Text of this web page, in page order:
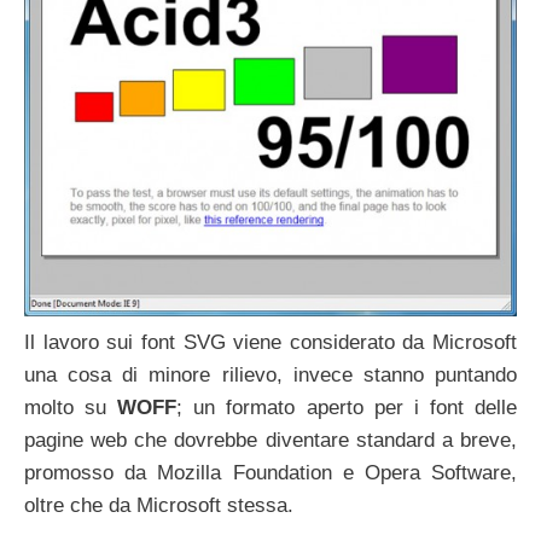
Il lavoro sui font SVG viene considerato da Microsoft
una cosa di minore rilievo, invece stanno puntando
molto suWOFF; un formato aperto per i font delle
pagine web che dovrebbe diventare standard a breve,
promosso da Mozilla Foundation e Opera Software,
oltre che da Microsoft stessa.